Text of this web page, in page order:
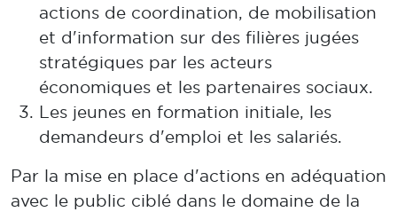
actions de coordination, de mobilisation
et d'information sur des filières jugées
stratégiques par les acteurs
économiques et les partenaires sociaux.
Les jeunes en formation initiale, les
demandeurs d'emploi et les salariés.
Par la mise en place d'actions en adéquation
avec le public ciblé dans le domaine de la